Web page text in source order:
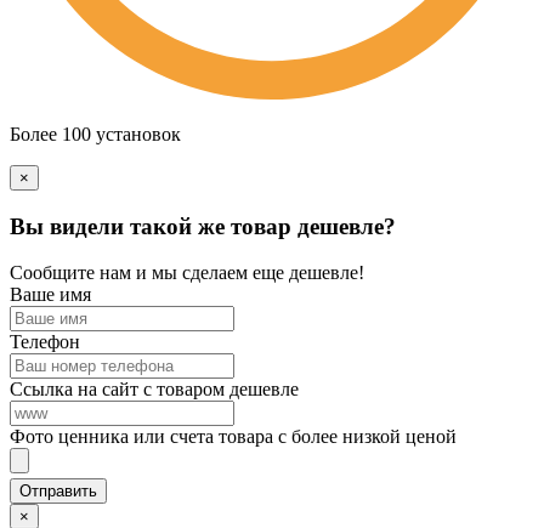
Более 100 установок
×
Вы видели такой же товар дешевле?
Сообщите нам и мы сделаем еще дешевле!
Ваше имя
Телефон
Ссылка на сайт с товаром дешевле
Фото ценника или счета товара с более низкой ценой
×